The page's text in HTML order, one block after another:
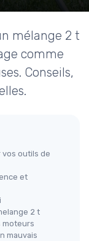
mélange 2 t
comme
Conseils,
outils de
et
2 t
moteurs
mauvais